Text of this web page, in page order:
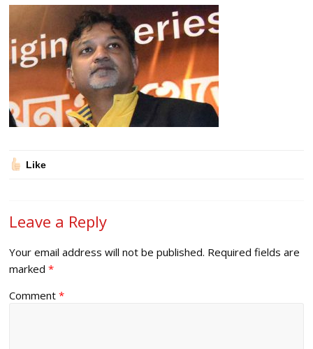
Like
Leave a Reply
Your email address will not be published. Required fields are
marked*
Comment*